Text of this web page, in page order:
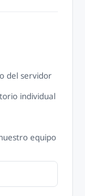
del servidor
individual
equipo